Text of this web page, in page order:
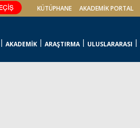
KÜTÜPHANE AKADEMİK PORTAL
AKADEMİK ARAŞTIRMA ULUSLARARASI